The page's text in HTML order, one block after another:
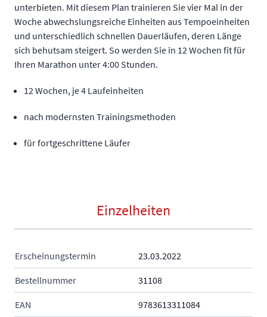
unterbieten. Mit diesem Plan trainieren Sie vier Mal in der
Woche abwechslungsreiche Einheiten aus Tempoeinheiten
und unterschiedlich schnellen Dauerläufen, deren Länge
sich behutsam steigert. So werden Sie in 12 Wochen fit für
Ihren Marathon unter 4:00 Stunden.
12 Wochen, je 4 Laufeinheiten
nach modernsten Trainingsmethoden
für fortgeschrittene Läufer
Einzelheiten
Erscheinungstermin 23.03.2022
Bestellnummer 31108
EAN 9783613311084